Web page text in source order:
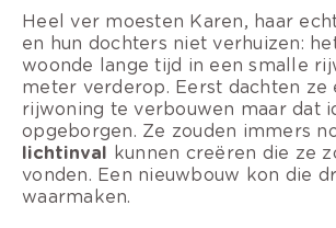
Heel ver moesten Karen, haar
en hun dochters niet verhuizen:
woonde lange tijd in een smalle
meter verderop. Eerst dachten ze
rijwoning te verbouwen maar dat
opgeborgen. Ze zouden immers
lichtinval kunnen creëren die ze
vonden. Een nieuwbouw kon die
waarmaken.